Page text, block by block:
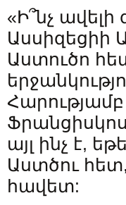
«Ի՞նչ
Ասսիզեցիի
Աստուծո
այլ ինչ է,
Աստծու
հավետ: